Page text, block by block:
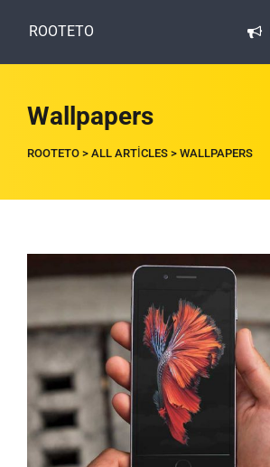
ROOTETO
Wallpapers
ROOTETO > ALL ARTICLES > WALLPAPERS